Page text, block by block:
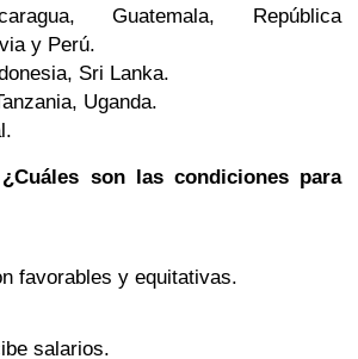
Guatemala, República
y Perú.
Sri Lanka.
Uganda.
son las condiciones para
favorables y equitativas.
salarios.